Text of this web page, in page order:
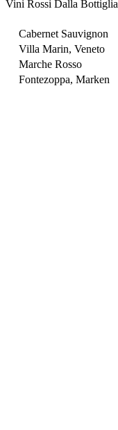
Vini Rossi Dalla Bottiglia
Cabernet Sauvignon
Villa Marin, Veneto
Marche Rosso
Fontezoppa, Marken